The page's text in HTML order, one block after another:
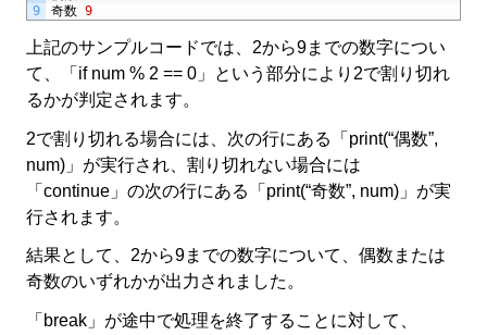
9
奇数 9
上記のサンプルコードでは、2から9までの数字につい
て、「if num % 2 == 0」という部分により2で割り切れ
るかが判定されます。
2で割り切れる場合には、次の行にある「print(“偶数”,
num)」が実行され、割り切れない場合には
「continue」の次の行にある「print(“奇数”, num)」が実
行されます。
結果として、2から9までの数字について、偶数または
奇数のいずれかが出力されました。
「break」が途中で処理を終了することに対して、